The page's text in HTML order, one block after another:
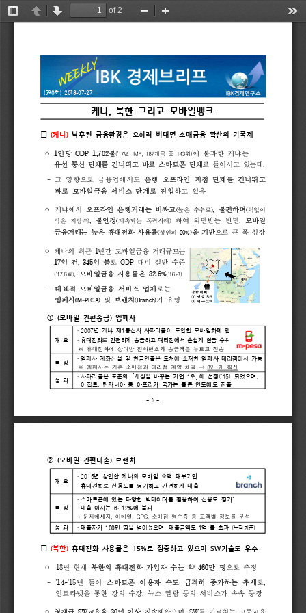
TogglePreviousNext
of 2
Zoom
- -
케냐,  북한  그리고  모바일뱅크
(케냐) 낙후된  금융환경은  오히려  비대면  소매금융  확산의  기폭제
ᄋ 1인당 GDP 1,702불(’17년 IMF, 187개국 중 143위 ) 에 불과한 케냐는
유선 통신 단계를 건너뛰고 바로 스마트폰 단계 로 들어서고 있는데 ,
-
그 영향으로 금융업에서도 은행 오프라인 지점 단계를 건너뛰고
바로 모바일금융 서비스 단계로 진입하고 있음
ᄋ 케냐에서 오프라인 은행거래는 비싸고 (높은 수수료 ), 불편하며 (턱없이
적은
지점수 ), 불안정 (계속되는 폭력사태 ) 하여 외면받는 반면 ,
모바일
금융거래는
높은 휴대전화 사용률 (성인의 80%) 을 기반 으로 큰 폭 성장
ᄋ 케냐의 최근 1년간 모바일금융
거래규모는
17 억 건, 345 억 불로 GDP 대비 절반 수준
(’17.6월 ), 모바일금융 사용률은 82.6%(’16년)
- 대표적 모바일금융 서비스 업체 로는
엠페사 (M-PESA) 및 브랜치 (Branch) 가 유명
①  (모바일  간편송금)  엠페사
개 요
· 2007 년 케냐 제1 통신사 사파리콤 이 도입한 모바일화폐 앱
· 휴대전화로 간편하게 송금 하고 대리점에서 손쉽게 현금 수취
※ 휴대전화에 상대방 전화번호와 송금액을 누르고 전송
특 징
· 엠페사 계좌신설 및 현금인출은 도처에 소재한 엠페사 대리점 에서 가능
※ 엠페사는 기존 소매점과 대리점 계약 체결 ⇒ 8만 개 확산
성 과
· 사파리콤은 포춘의 「세상을 바꾸는 기업 1 위 」 에 선정 (’15) 되었으며 ,
이집트
탄자니아 등 아프리카 국가는 물론 인도에도 진출
(590 호) 2018-07-27 IBK경제연구소
②  (모바일  간편대출)  브랜치
개 요
· 2015년 창업한 케냐의 모바일 소액
대부기업
· 휴대전화로 신용도를 평가하고 간편하게 대출
특 징
· 스마트폰에 있는 다양한 빅데이터를 활용하여 신용도 평가*
· 대출 이자는 6~12%에 불과
* 문자메세지 이메일 GPS, 소매점 영수증 등 고객별 정보를 분석
성 과 · 대출자가 100 만 명을 넘어섰으며 , 대출금액도 1 억 불 초과 (누적기준
(북한) 휴대전화  사용률은  15%로  점증하고  있으며  SW기술도  우수
ᄋ ’18년 현재 북한의 휴대전화 가입자 수는 약 460만 명으로 추정
-
’14~’15년 들어 스마트폰 이용자 수도 급격히 증가하는 추세 로,
인트라넷을 통한 강의 수강, 뉴스 열람 등의 서비스가 속속 등장